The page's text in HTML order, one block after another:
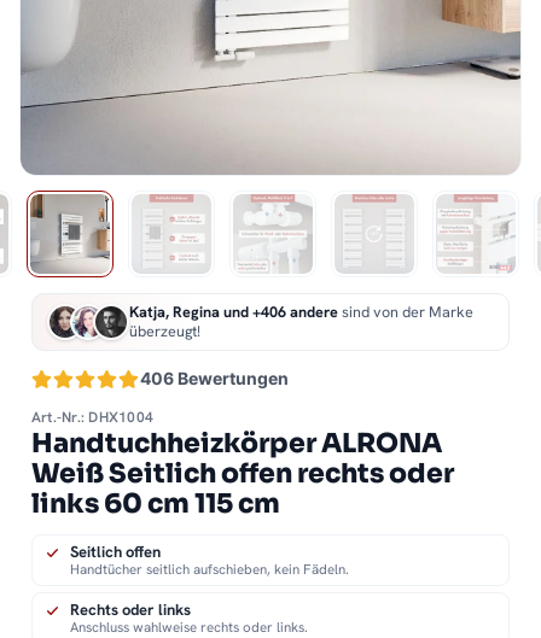
406 Bewertungen
Katja, Regina und +406 anderesind von der Marke
überzeugt!
Art.-Nr.: DHX1004
Handtuchheizkörper ALRONA
Weiß Seitlich offen rechts oder
links 60 cm 115 cm
Seitlich offen
Handtücher seitlich aufschieben, kein Fädeln.
Rechts oder links
Anschluss wahlweise rechts oder links.